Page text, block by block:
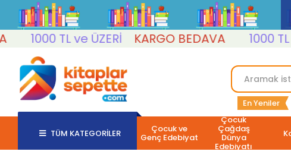
1000 TL ve ÜZERİ
KARGO BEDAVA 1000 TL ve
En Yeniler
TÜM KATEGORİLER Çocuk ve
Genç Edebiyat
Çocuk
Çağdaş
Dünya
Edebiyatı